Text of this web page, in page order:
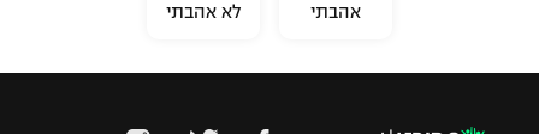
אהבתי לא אהבתי